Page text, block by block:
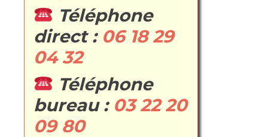
Téléphone
direct : 06 18 29
04 32
Téléphone
bureau : 03 22 20
09 80